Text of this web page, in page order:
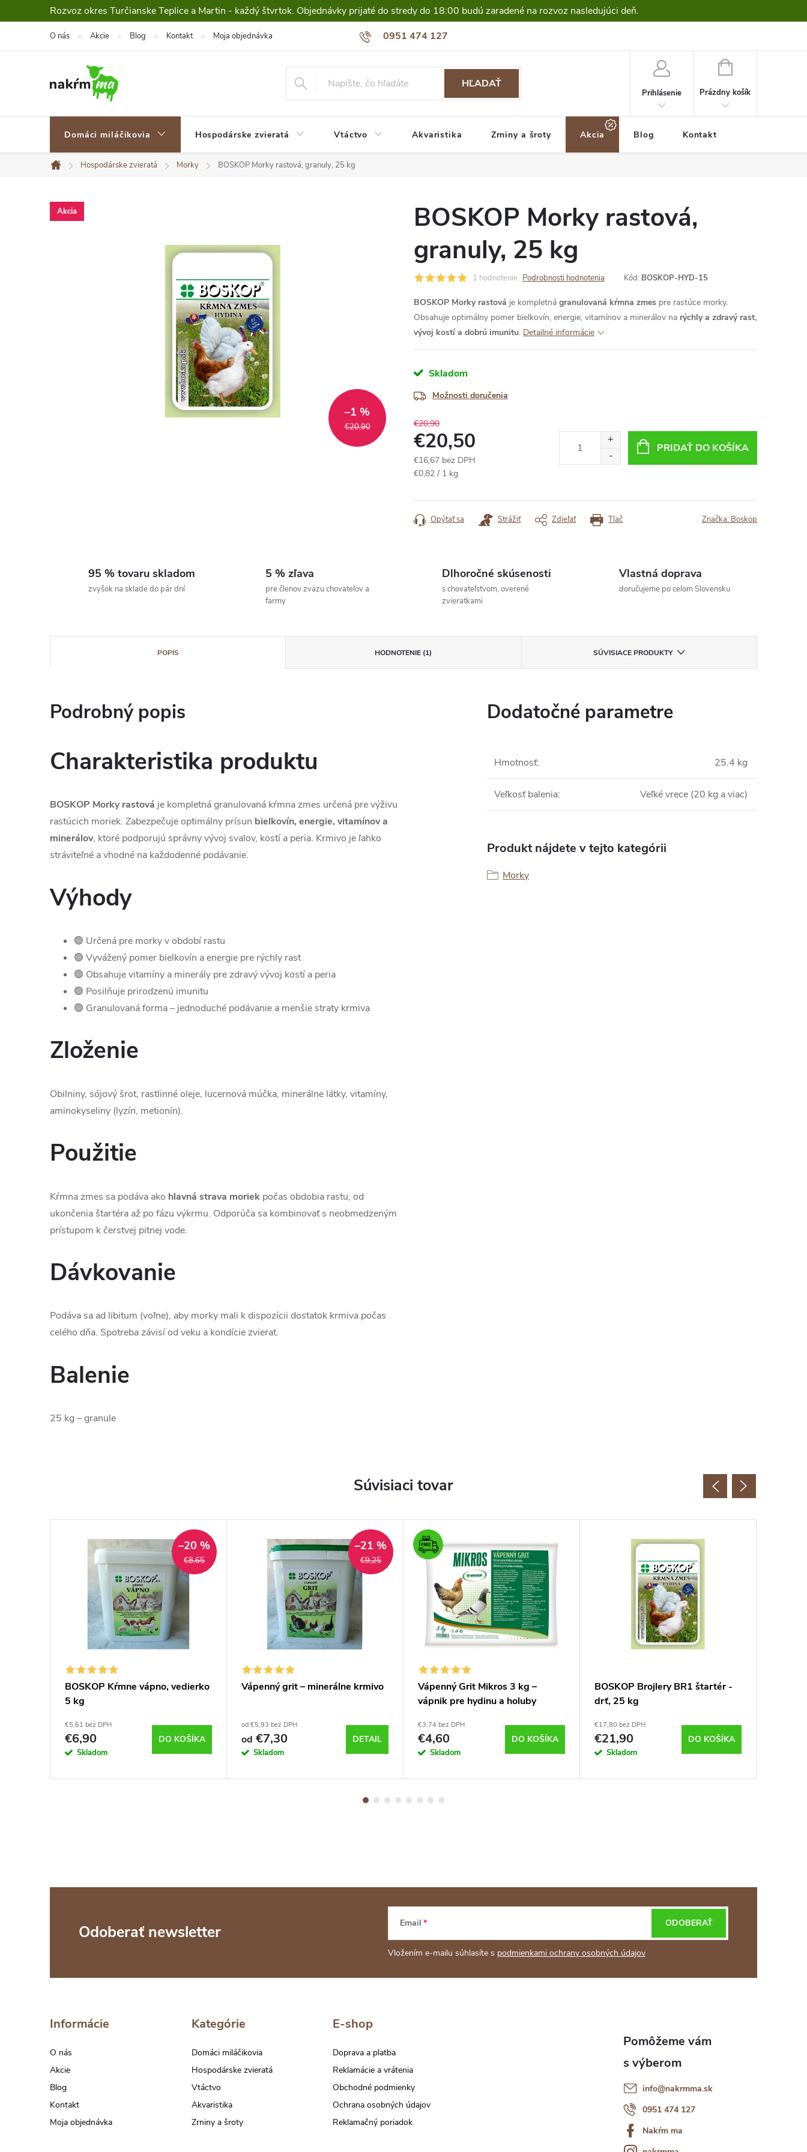
na
Rozvoz okres Turčianske Teplice a Martin - každý štvrtok. Objednávky prijaté do stredy do 18:00 budú zaradené na rozvoz nasledujúci deň.
0951 474 127
O nás Akcie Blog Kontakt Moja objednávka
HĽADAŤ
Prihlásenie
NÁKUPNÝ
Prázdny košík
Domáci miláčikovia Hospodárske zvieratá Vtáctvo Akvaristika Zrniny a šroty Akcia Blog Kontakt
Domov
Hospodárske zvieratá Morky BOSKOP Morky rastová, granuly, 25 kg
Akcia
€20,90
–1 %
BOSKOP Morky rastová,
granuly, 25 kg
1 hodnotenie Podrobnosti hodnotenia Kód: BOSKOP-HYD-15
BOSKOP Morky rastová je kompletná granulovaná kŕmna zmes pre rastúce morky.
Obsahuje optimálny pomer bielkovín, energie, vitamínov a minerálov na rýchly a zdravý rast,
vývoj kostí a dobrú imunitu. Detailné informácie
Skladom
Možnosti doručenia
€20,90
€20,50
€16,67 bez DPH
Jednotková
€0,82 / 1 kg
PRIDAŤ DO KOŠÍKA
Tlač
Opýtať sa Strážiť Zdieľať Značka: Boskop
95 % tovaru skladom
zvyšok na sklade do pár dní
5 % zľava
pre členov zväzu chovateľov a
farmy
Dlhoročné skúsenosti
s chovateľstvom, overené
zvieratkami
Vlastná doprava
doručujeme po celom Slovensku
POPIS HODNOTENIE (1) SÚVISIACE PRODUKTY
Podrobný popis
Charakteristika produktu
BOSKOP Morky rastová je kompletná granulovaná kŕmna zmes určená pre výživu
rastúcich moriek. Zabezpečuje optimálny prísun bielkovín, energie, vitamínov a
minerálov, ktoré podporujú správny vývoj svalov, kostí a peria. Krmivo je ľahko
stráviteľné a vhodné na každodenné podávanie.
Výhody
🟢 Určená pre morky v období rastu
🟢 Vyvážený pomer bielkovín a energie pre rýchly rast
🟢 Obsahuje vitamíny a minerály pre zdravý vývoj kostí a peria
🟢 Posilňuje prirodzenú imunitu
🟢 Granulovaná forma – jednoduché podávanie a menšie straty krmiva
Zloženie
Obilniny, sójový šrot, rastlinné oleje, lucernová múčka, minerálne látky, vitamíny,
aminokyseliny (lyzín, metionín).
Použitie
Kŕmna zmes sa podáva ako hlavná strava moriek počas obdobia rastu, od
ukončenia štartéra až po fázu výkrmu. Odporúča sa kombinovať s neobmedzeným
prístupom k čerstvej pitnej vode.
Dávkovanie
Podáva sa ad libitum (voľne), aby morky mali k dispozícii dostatok krmiva počas
celého dňa. Spotreba závisí od veku a kondície zvierat.
Balenie
25 kg – granule
Dodatočné parametre
Hmotnosť: 25.4 kg
Veľkosť balenia: Veľké vrece (20 kg a viac)
Produkt nájdete v tejto kategórii
Morky
Súvisiaci tovar
€8,65
–20 %
BOSKOP Kŕmne vápno, vedierko
5 kg
€5,61 bez DPH
€6,90
Skladom
DO KOŠÍKA
€9,25
–21 %
Vápenný grit – minerálne krmivo
od €5,93 bez DPH
od €7,30
Skladom
DETAIL
Vápenný Grit Mikros 3 kg –
vápnik pre hydinu a holuby
€3,74 bez DPH
€4,60
Skladom
DO KOŠÍKA
BOSKOP Brojlery BR1 štartér -
drť, 25 kg
€17,80 bez DPH
€21,90
Skladom
DO KOŠÍKA
Odoberať newsletter Email
Vložením e-mailu súhlasíte s podmienkami ochrany osobných údajov
ODOBERAŤ
Informácie
O nás
Akcie
Blog
Kontakt
Moja objednávka
Kategórie
Domáci miláčikovia
Hospodárske zvieratá
Vtáctvo
Akvaristika
Zrniny a šroty
E-shop
Doprava a platba
Reklamácie a vrátenia
Obchodné podmienky
Ochrana osobných údajov
Reklamačný poriadok
info@nakrmma.sk
0951 474 127
Nakŕm ma